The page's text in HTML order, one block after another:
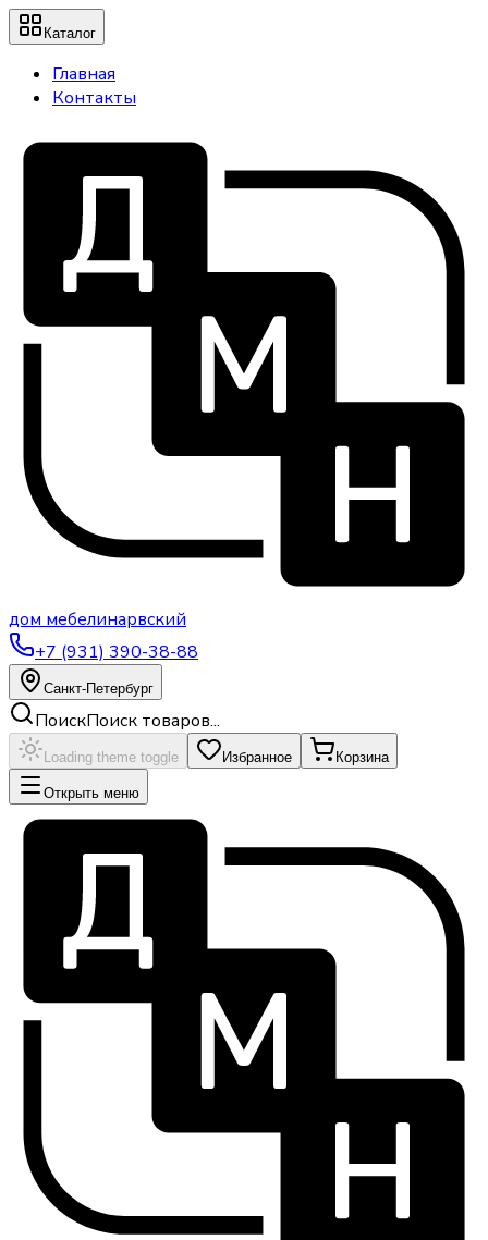
Каталог
Главная
Контакты
дом мебелинарвский
+7 (931) 390-38-88
Санкт-Петербург
ПоискПоиск товаров...
Loading theme toggle Избранное Корзина
Открыть меню